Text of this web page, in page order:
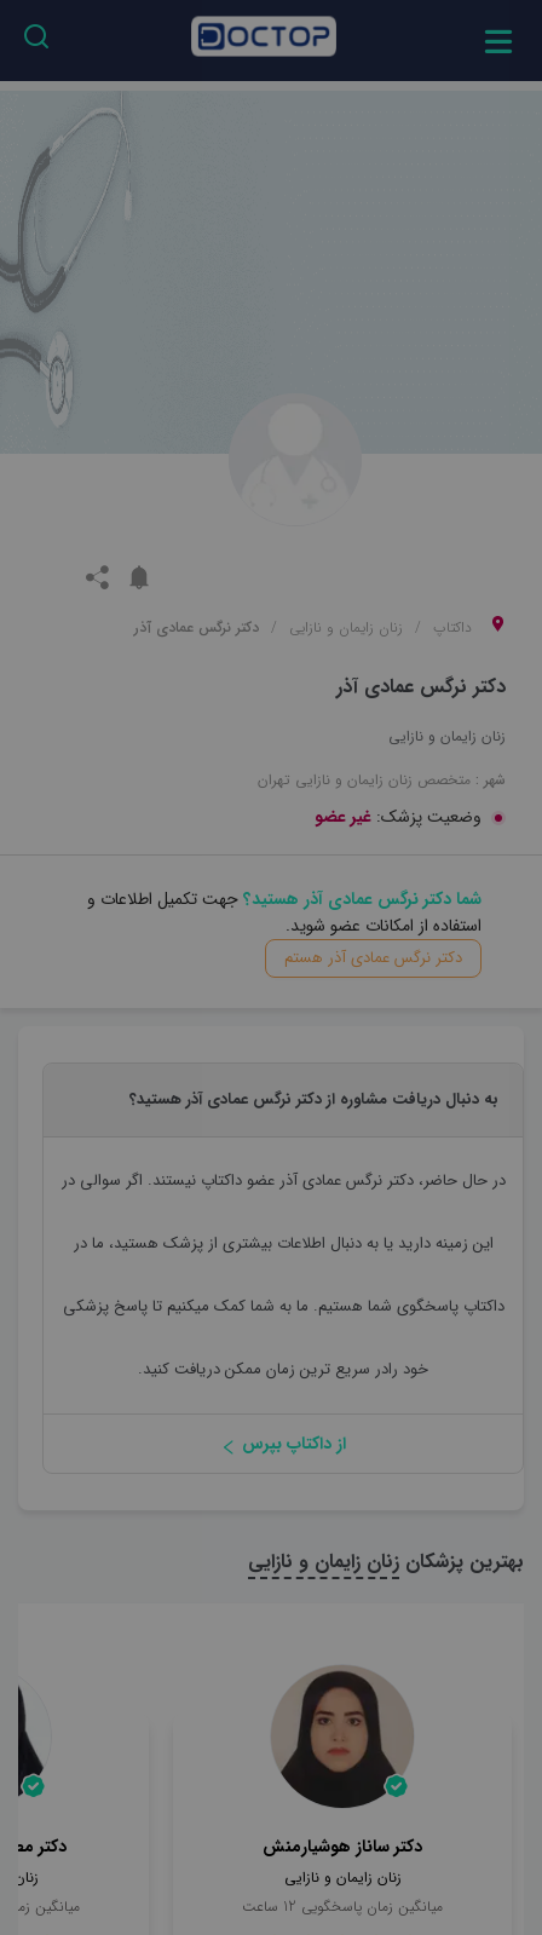
داکتاپ زنان زایمان و نازایی دکتر نرگس عمادی آذر
دکتر نرگس عمادی آذر
زنان زایمان و نازایی
شهر : متخصص زنان زایمان و نازایی تهران
وضعیت پزشک: غیر عضو
شما دکتر نرگس عمادی آذر هستید؟جهت تکمیل اطلاعات و
استفاده از امکانات عضو شوید.
دکتر نرگس عمادی آذر هستم
به دنبال دریافت مشاوره از دکتر نرگس عمادی آذر هستید؟
در حال حاضر،دکتر نرگس عمادی آذرعضو داکتاپ نیستند. اگر سوالی در
این زمینه دارید یا به دنبال اطلاعات بیشتری از پزشک هستید، ما در
داکتاپ پاسخگوی شما هستیم. ما به شما کمک میکنیم تا پاسخ پزشکی
خود رادر سریع ترین زمان ممکن دریافت کنید.
از داکتاپ بپرس
بهترین پزشکان زنان زایمان و نازایی
دکتر ساناز هوشیارمنش
زنان زایمان و نازایی
میانگین زمان پاسخگویی 12 ساعت
دکتر
زنان
میانگین